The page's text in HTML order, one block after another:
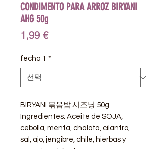
CONDIMENTO PARA ARROZ BIRYANI
AHG 50g
1,99 €가
fecha 1 *
BIRYANI 볶음밥 시즈닝 50g
Ingredientes: Aceite de SOJA,
cebolla, menta, chalota, cilantro,
sal, ajo, jengibre, chile, hierbas y